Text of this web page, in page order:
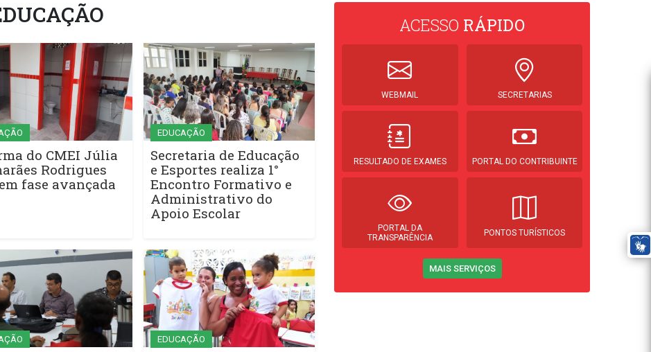
do CMEI Júlia
Rodrigues
fase avançada
EDUCAÇÃO
Secretaria de Educação
e Esportes realiza 1°
Encontro Formativo e
Administrativo do
Apoio Escolar
EDUCAÇÃO
ACESSO RÁPIDO
WEBMAIL SECRETARIAS
RESULTADO DE EXAMES PORTAL DO CONTRIBUINTE
PORTAL DA
TRANSPARÊNCIA
PONTOS TURÍSTICOS
MAIS SERVIÇOS